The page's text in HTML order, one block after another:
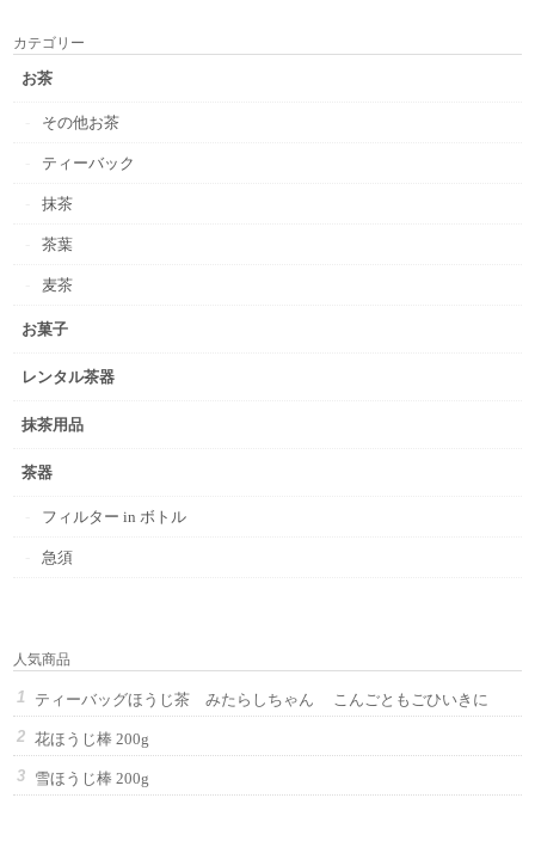
カテゴリー
お茶
その他お茶
ティーバック
抹茶
茶葉
麦茶
お菓子
レンタル茶器
抹茶用品
茶器
フィルター in ボトル
急須
人気商品
ティーバッグほうじ茶 みたらしちゃん こんごともごひいきに
花ほうじ棒 200g
雪ほうじ棒 200g